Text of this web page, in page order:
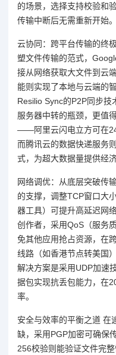
的场景，选择支持校验和
传输中断后无需重新开始。
云协同：跨平台传输的终
塑文件传输的范式，
接从网络获取大文件到云
能则实现了本地与云端的
Resilio Sync的P2P同步技
服务器中转的瓶颈，更值
——阿里云闪电立方可在24
而腾讯云的数据快递服务
式，为超大数据量提供经
网络调优：从底层突破传
的支撑，调整TCP窗口大
器工具）可提升高延迟网
创作者，采用QoS（服务
免其他应用抢占资源，在
线路（如香港节点转美国
解决方案是采用UDP加
据包实现抗丢包能力，在
率。
安全与效率的平衡之道 在
缺，采用PGP加密可确保
256校验则能验证文件完